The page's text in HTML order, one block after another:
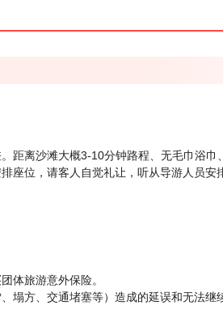
距离沙滩大概3-10分钟路程、无毛巾浴巾
座位，请客人自觉礼让，听从导游人员安
体旅游意外保险。
方、交通堵塞等）造成的延误和无法继